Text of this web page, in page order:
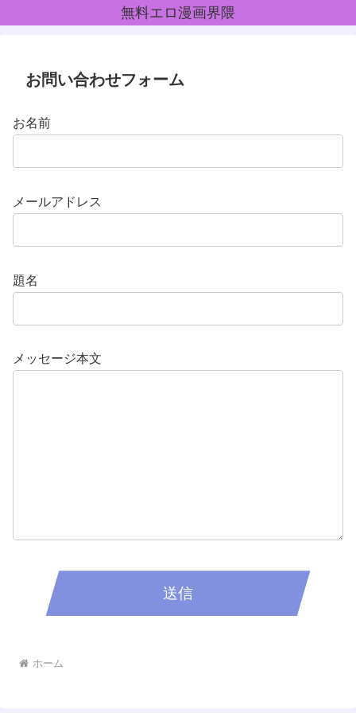
無料エロ漫画界隈
お問い合わせフォーム
お名前
メールアドレス
題名
メッセージ本文
ホーム